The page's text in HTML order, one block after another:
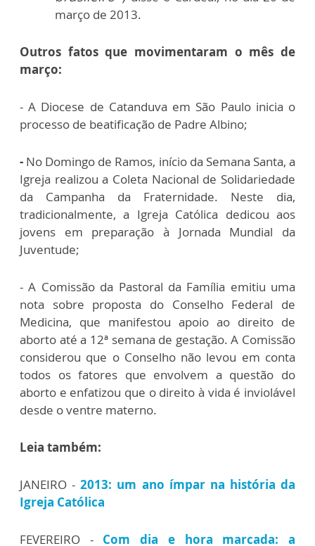
março de 2013.
Outros fatos que movimentaram o mês de
março:
- A Diocese de Catanduva em São Paulo inicia o
processo de beatificação de Padre Albino;
- No Domingo de Ramos, início da Semana Santa, a
Igreja realizou a Coleta Nacional de Solidariedade
da Campanha da Fraternidade. Neste dia,
tradicionalmente, a Igreja Católica dedicou aos
jovens em preparação à Jornada Mundial da
Juventude;
- A Comissão da Pastoral da Família emitiu uma
nota sobre proposta do Conselho Federal de
Medicina, que manifestou apoio ao direito de
aborto até a 12ª semana de gestação. A Comissão
considerou que o Conselho não levou em conta
todos os fatores que envolvem a questão do
aborto e enfatizou que o direito à vida é inviolável
desde o ventre materno.
Leia também:
JANEIRO - 2013: um ano ímpar na história da
Igreja Católica
FEVEREIRO - Com dia e hora marcada: a